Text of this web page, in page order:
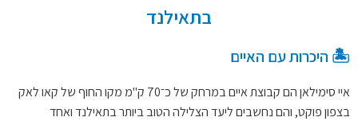
בתאילנד
🏝️ היכרות עם האיים
איי סימילאן הם קבוצת איים במרחק של כ־70 ק"מ מקו החוף של קאו לאק
בצפון פוקט, והם נחשבים ליעד הצלילה הטוב ביותר בתאילנד ואחד